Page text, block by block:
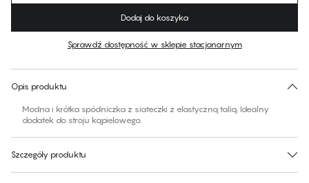
Brak sugerowanego rozmiaru dla tego produktu
Dodaj do koszyka
Sprawdź dostępność w sklepie stacjonarnym
Opis produktu
Modna i krótka spódniczka z siateczki z elastyczną talią. Idealny
dodatek do stroju kąpielowego.
Szczegóły produktu